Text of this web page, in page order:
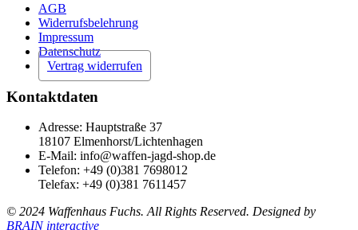
AGB
Widerrufsbelehrung
Impressum
Datenschutz
Vertrag widerrufen
Kontaktdaten
Adresse: Hauptstraße 37
18107 Elmenhorst/Lichtenhagen
E-Mail: info@waffen-jagd-shop.de
Telefon: +49 (0)381 7698012
Telefax: +49 (0)381 7611457
© 2024 Waffenhaus Fuchs. All Rights Reserved. Designed by
BRAIN interactive